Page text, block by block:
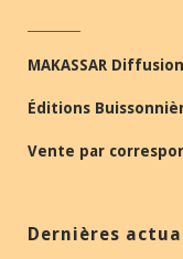
MAKASSAR Diffusion
Éditions
Vente par
Dernières